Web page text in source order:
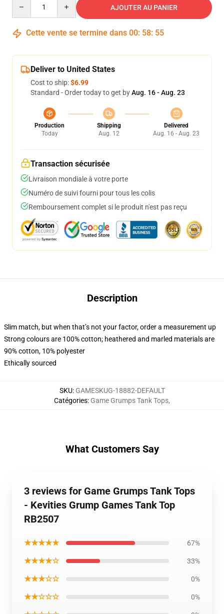
AJOUTER AU PANIER
Cette vente se termine dans 00: 58: 54
Deliver to United States
Cost to ship:$6.99
Standard - Order today to get byAug. 16 - Aug. 23
Production
Today
Shipping
Aug. 12
Delivered
Aug. 16 - Aug. 23
Transaction sécurisée
Livraison mondiale à votre porte
Numéro de suivi fourni pour tous les colis
Remboursement complet si le produit n'est pas reçu
Description
Slim match, but when that’s not your factor, order a measurement up
Strong colours are 100% cotton; heathered and marled materials are
90% cotton, 10% polyester
Ethically sourced
SKU: GAMESKUG-18882-DEFAULT
Catégories: Game Grumps Tank Tops,
What Customers Say
3 reviews for Game Grumps Tank Tops
- Kevities Grump Games Tank Top
RB2507
★★★★★ 67%
★★★★☆ 33%
★★★☆☆ 0%
★★☆☆☆ 0%